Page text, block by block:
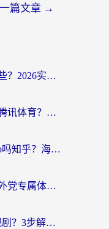
篇文章 →
海外看腾讯视频的软件有哪些？2026实测有效，留学生都在用的回国加速器指南
海外党必看：如何在海外看腾讯体育？解决赛事直播地区限制的终极指南
在国外可以看国内的视频app吗知乎？海外党亲测有效的追剧加速方案
在国外怎么看球赛不卡？海外党专属体育直播自由指南
在国外用什么app看国内电视剧？3步解决版权限制+卡顿难题